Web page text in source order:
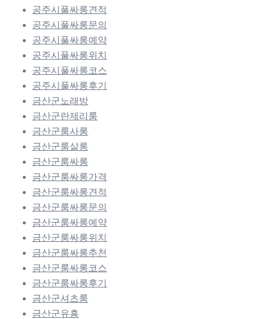
공주시풀싸롱견적
공주시풀싸롱문의
공주시풀싸롱예약
공주시풀싸롱위치
공주시풀싸롱코스
공주시풀싸롱후기
금산군노래방
금산군란제리룸
금산군룸사롱
금산군룸살롱
금산군룸싸롱
금산군룸싸롱가격
금산군룸싸롱견적
금산군룸싸롱문의
금산군룸싸롱예약
금산군룸싸롱위치
금산군룸싸롱추천
금산군룸싸롱코스
금산군룸싸롱후기
금산군셔츠룸
금산군유흥